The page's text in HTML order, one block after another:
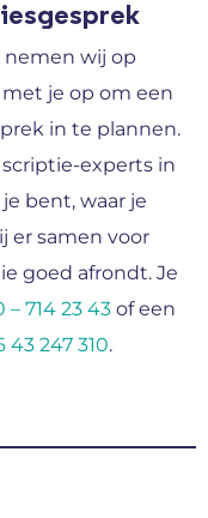
nemen wij op
je op om een
in te plannen.
experts in
bent, waar je
er samen voor
goed afrondt. Je
– 714 23 43 of een
43 247 310.